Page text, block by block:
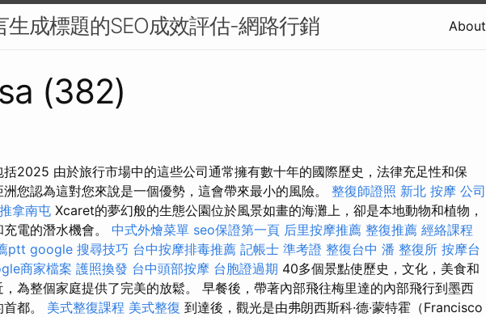
生成標題的SEO成效評估-網路行銷 About
(382)
2025 由於旅行市場中的這些公司通常擁有數十年的國際歷史，法律充足性和保
您認為這對您來說是一個優勢，這會帶來最小的風險。 整復師證照 新北 按摩 公司
拿南屯 Xcaret的夢幻般的生態公園位於風景如畫的海灘上，卻是本地動物和植物，
電的潛水機會。 中式外燴菜單 seo保證第一頁 后里按摩推薦 整復推薦 經絡課程
ptt google 搜尋技巧 台中按摩排毒推薦 記帳士 準考證 整復台中 潘 整復所 按摩台
商家檔案 護照換發 台中頭部按摩 台胞證過期 40多個景點使歷史，文化，美食和
，為整個家庭提供了完美的放鬆。 早餐後，帶著內部飛往梅里達的內部飛行到墨西
都。 美式整復課程 美式整復 到達後，觀光是由弗朗西斯科·德·蒙特霍（Francisco